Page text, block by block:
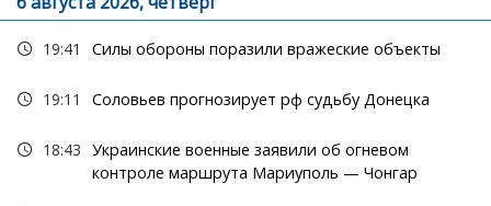
19:41 Силы обороны поразили вражеские объекты
19:11 Соловьев прогнозирует рф судьбу Донецка
18:43 Украинские военные заявили об огневом
контроле маршрута Мариуполь — Чонгар